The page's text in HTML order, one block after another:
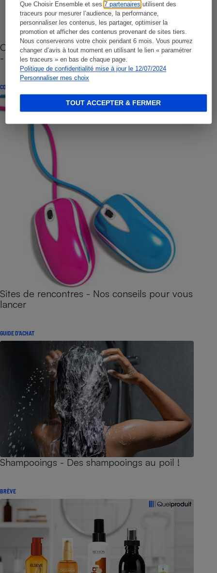
Que Choisir Ensemble et ses7 partenaires utilisent des
traceurs pour mesurer l’audience, la performance,
personnaliser les contenus, les partager, optimiser la
promotion et afficher des contenus provenant de sites tiers.
Nous conserverons votre choix pendant 6 mois. Vous pourrez
changer d’avis à tout moment en utilisant le lien « paramétrer
les traceurs » en bas de chaque page.
Politique de confidentialité mise à jour le 12/07/2024
Personnaliser mes choix
TOUT ACCEPTER & FERMER
Cafetière à capsules zéro déchet CoffeeB (vidéo)
- Premières impressions
CONSEILS
Sites de rencontres - Nos conseils pour vous
lancer
GUIDE D'ACHAT
Shampooings - Des shampooings au poil !
BRÈVE